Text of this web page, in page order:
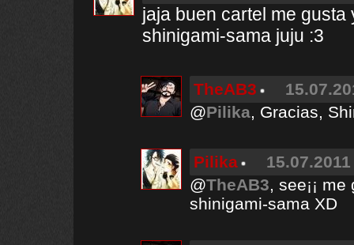
jaja buen cartel me
shinigami-sama juju :3
TheAB3
@Pilika, Gracias,
Pilika
@TheAB3, see¡¡
shinigami-sama XD